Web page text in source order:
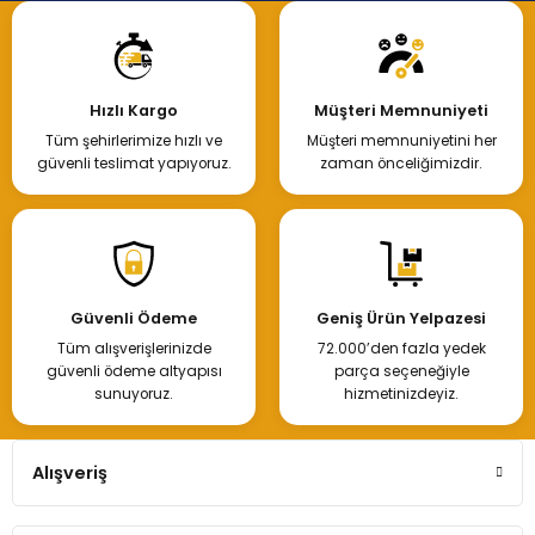
Hızlı Kargo
Tüm şehirlerimize hızlı ve
güvenli teslimat yapıyoruz.
Müşteri Memnuniyeti
Müşteri memnuniyetini her
zaman önceliğimizdir.
Güvenli Ödeme
Tüm alışverişlerinizde
güvenli ödeme altyapısı
sunuyoruz.
Geniş Ürün Yelpazesi
72.000’den fazla yedek
parça seçeneğiyle
hizmetinizdeyiz.
Alışveriş